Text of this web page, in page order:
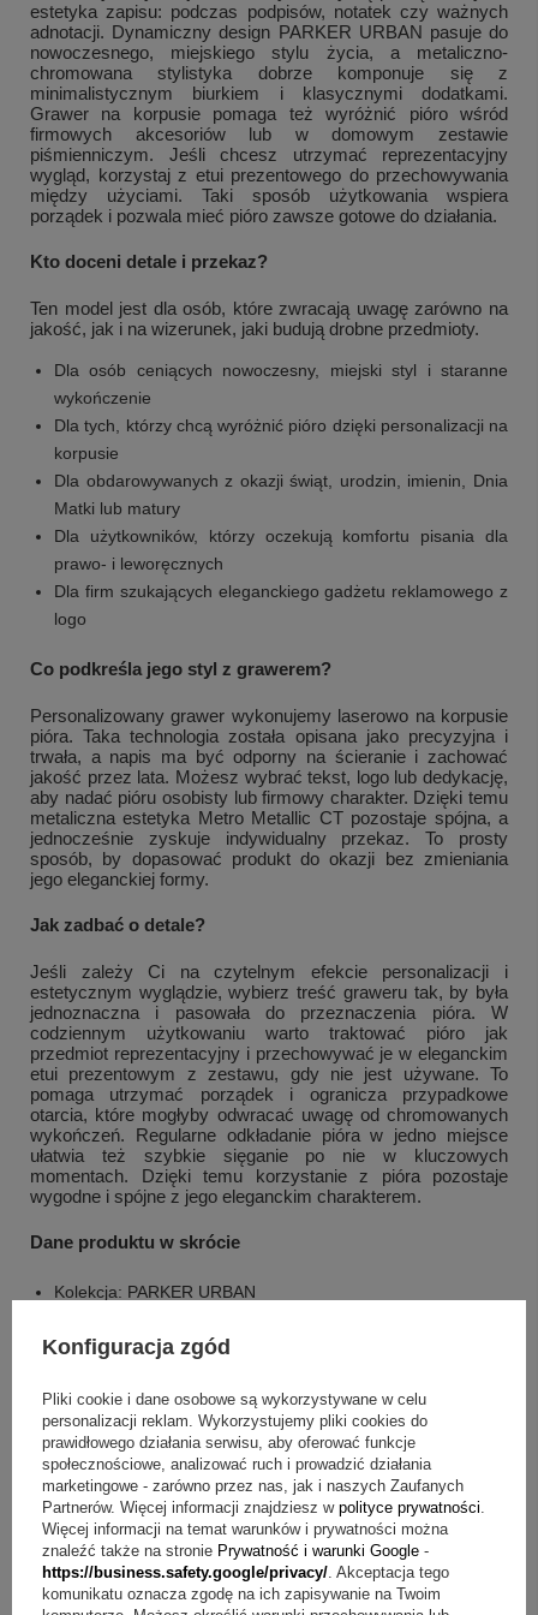
+5
Zobacz więcej
estetyka zapisu: podczas podpisów, notatek czy ważnych
adnotacji. Dynamiczny design PARKER URBAN pasuje do
nowoczesnego, miejskiego stylu życia, a metaliczno-
chromowana stylistyka dobrze komponuje się z
minimalistycznym biurkiem i klasycznymi dodatkami.
Grawer na korpusie pomaga też wyróżnić pióro wśród
firmowych akcesoriów lub w domowym zestawie
piśmienniczym. Jeśli chcesz utrzymać reprezentacyjny
wygląd, korzystaj z etui prezentowego do przechowywania
między użyciami. Taki sposób użytkowania wspiera
porządek i pozwala mieć pióro zawsze gotowe do działania.
Kto doceni detale i przekaz?
Ten model jest dla osób, które zwracają uwagę zarówno na
jakość, jak i na wizerunek, jaki budują drobne przedmioty.
Dla osób ceniących nowoczesny, miejski styl i staranne
wykończenie
Dla tych, którzy chcą wyróżnić pióro dzięki personalizacji na
korpusie
Dla obdarowywanych z okazji świąt, urodzin, imienin, Dnia
Matki lub matury
Dla użytkowników, którzy oczekują komfortu pisania dla
prawo- i leworęcznych
Dla firm szukających eleganckiego gadżetu reklamowego z
logo
Co podkreśla jego styl z grawerem?
Personalizowany grawer wykonujemy laserowo na korpusie
pióra. Taka technologia została opisana jako precyzyjna i
trwała, a napis ma być odporny na ścieranie i zachować
jakość przez lata. Możesz wybrać tekst, logo lub dedykację,
aby nadać pióru osobisty lub firmowy charakter. Dzięki temu
metaliczna estetyka Metro Metallic CT pozostaje spójna, a
jednocześnie zyskuje indywidualny przekaz. To prosty
sposób, by dopasować produkt do okazji bez zmieniania
jego eleganckiej formy.
Jak zadbać o detale?
Jeśli zależy Ci na czytelnym efekcie personalizacji i
estetycznym wyglądzie, wybierz treść graweru tak, by była
jednoznaczna i pasowała do przeznaczenia pióra. W
codziennym użytkowaniu warto traktować pióro jak
przedmiot reprezentacyjny i przechowywać je w eleganckim
etui prezentowym z zestawu, gdy nie jest używane. To
pomaga utrzymać porządek i ogranicza przypadkowe
otarcia, które mogłyby odwracać uwagę od chromowanych
wykończeń. Regularne odkładanie pióra w jedno miejsce
ułatwia też szybkie sięganie po nie w kluczowych
momentach. Dzięki temu korzystanie z pióra pozostaje
wygodne i spójne z jego eleganckim charakterem.
Dane produktu w skrócie
Kolekcja: PARKER URBAN
Pierścienie: polerowane
Wykończenie pierścieni: chromowane
Materiał korpusu i nasadki: mosiądz
Obróbka korpusu i nasadki: szlifowany w poprzek
Wykończenie korpusu i nasadki: chromowane
Stalówka: stal nierdzewna
Komfort pisania: dla osób praworęcznych i leworęcznych
Technologia grawerunku: grawer laserowy
Trwałość graweru: napis odporny na ścieranie i zachowuje
Konfiguracja zgód
Pliki cookie i dane osobowe są wykorzystywane w celu
personalizacji reklam. Wykorzystujemy pliki cookies do
prawidłowego działania serwisu, aby oferować funkcje
społecznościowe, analizować ruch i prowadzić działania
marketingowe - zarówno przez nas, jak i naszych Zaufanych
Partnerów. Więcej informacji znajdziesz w polityce prywatności.
Więcej informacji na temat warunków i prywatności można
znaleźć także na stronie Prywatność i warunki Google -
https://business.safety.google/privacy/. Akceptacja tego
komunikatu oznacza zgodę na ich zapisywanie na Twoim